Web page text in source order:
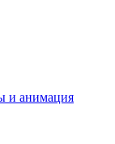
и анимация